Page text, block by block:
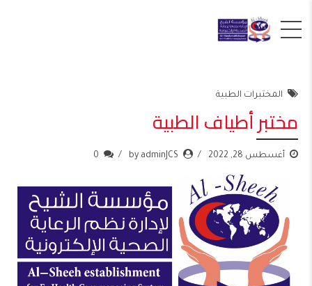
المختبرات الطبية
مختبر أطياف الطبية
أغسطس 28, 2022 by adminJCS
0